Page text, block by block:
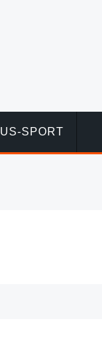
US-SPORT